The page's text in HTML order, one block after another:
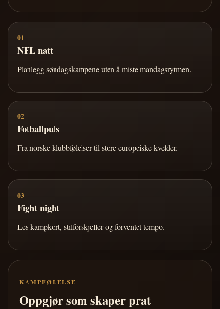
01
NFL natt
Planlegg søndagskampene uten å miste mandagsrytmen.
02
Fotballpuls
Fra norske klubbfølelser til store europeiske kvelder.
03
Fight night
Les kampkort, stilforskjeller og forventet tempo.
KAMPFØLELSE
Oppgjør som skaper prat